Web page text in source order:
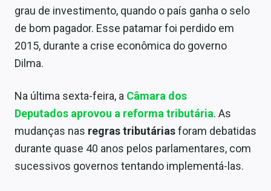
grau de investimento, quando o país ganha o selo
de bom pagador. Esse patamar foi perdido em
2015, durante a crise econômica do governo
Dilma.
Na última sexta-feira, a Câmara dos
Deputados aprovou a reforma tributária. As
mudanças nas regras tributáriasforam debatidas
durante quase 40 anos pelos parlamentares, com
sucessivos governos tentando implementá-las.